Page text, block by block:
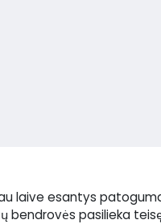
laive esantys
bendrovės pasilieka